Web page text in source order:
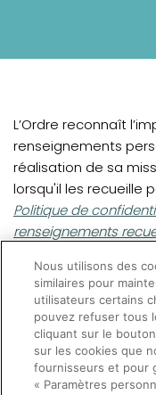
L’Ordre reconnaît
renseignements
réalisation de sa
lorsqu'il les recueille
Politique de
renseignements
protéger la
En complément,
protection des
l'information.
Nous utilisons des
similaires pour
utilisateurs certains
pouvez refuser tous
cliquant sur le
sur les cookies que
fournisseurs et pour
« Paramètres